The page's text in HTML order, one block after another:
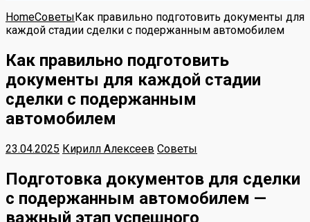
HomeСоветыКак правильно подготовить документы для
каждой стадии сделки с подержанным автомобилем
Как правильно подготовить
документы для каждой стадии
сделки с подержанным
автомобилем
23.04.2025 Кирилл Алексеев Советы
Подготовка документов для сделки
с подержанным автомобилем —
важный этап успешного